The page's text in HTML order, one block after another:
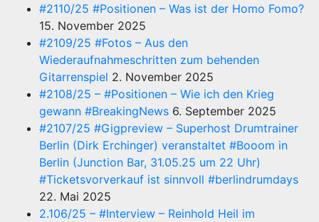
#2110/25 #Positionen – Was ist der Homo Fomo?
15. November 2025
#2109/25 #Fotos – Aus den
Wiederaufnahmeschritten zum behenden
Gitarrenspiel 2. November 2025
#2108/25 – #Positionen – Wie ich den Krieg
gewann #BreakingNews 6. September 2025
#2107/25 #Gigpreview – Superhost Drumtrainer
Berlin (Dirk Erchinger) veranstaltet #Booom in
Berlin (Junction Bar, 31.05.25 um 22 Uhr)
#Ticketsvorverkauf ist sinnvoll #berlindrumdays
22. Mai 2025
2.106/25 – #Interview – Reinhold Heil im